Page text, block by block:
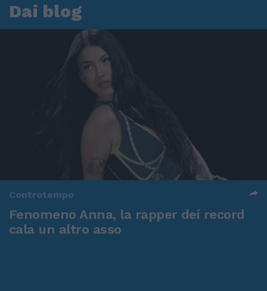
Dai blog
Controtempo
Fenomeno Anna, la rapper dei record
cala un altro asso